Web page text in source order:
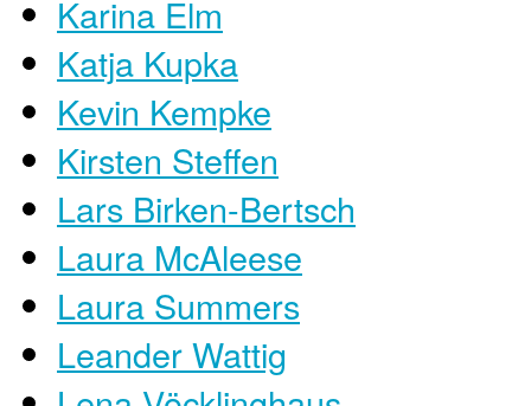
Karina Elm
Katja Kupka
Kevin Kempke
Kirsten Steffen
Lars Birken-Bertsch
Laura McAleese
Laura Summers
Leander Wattig